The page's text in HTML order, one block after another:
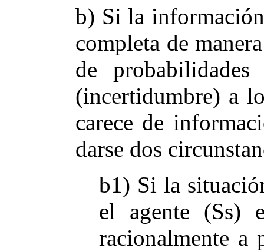
b) Si la
completa de
de
(incertidumbre) a
carece de
darse dos
b1) Si la
el agente (Ss)
racionalmente a